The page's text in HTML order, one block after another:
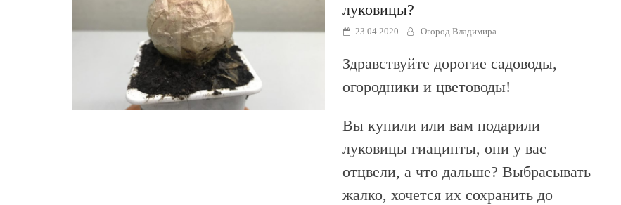
луковицы?
23.04.2020 Огород Владимира
Здравствуйте дорогие садоводы,
огородники и цветоводы!
Вы купили или вам подарили
луковицы гиацинты, они у вас
отцвели, а что дальше? Выбрасывать
жалко, хочется их сохранить до